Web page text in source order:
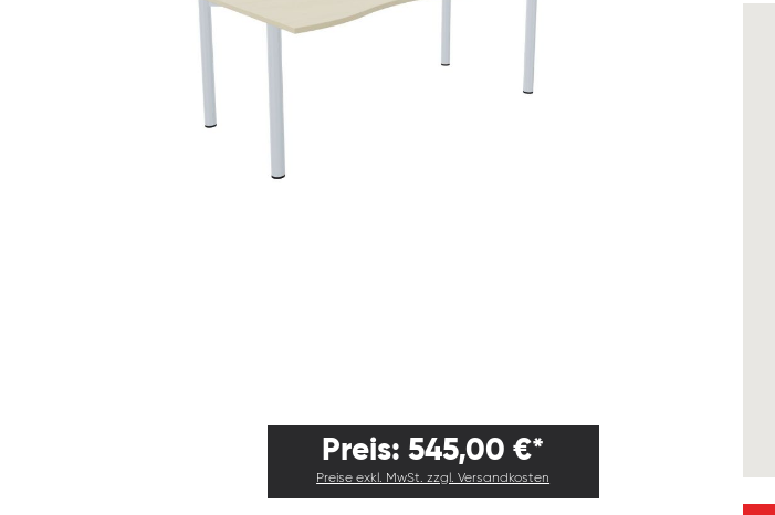
Preis: 545,00 €*
Preise exkl. MwSt. zzgl. Versandkosten